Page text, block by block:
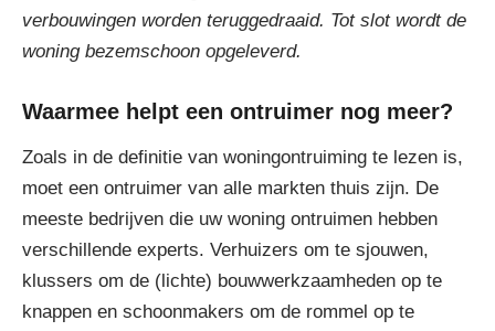
verbouwingen worden teruggedraaid. Tot slot wordt de
woning bezemschoon opgeleverd.
Waarmee helpt een ontruimer nog meer?
Zoals in de definitie van woningontruiming te lezen is,
moet een ontruimer van alle markten thuis zijn. De
meeste bedrijven die uw woning ontruimen hebben
verschillende experts. Verhuizers om te sjouwen,
klussers om de (lichte) bouwwerkzaamheden op te
knappen en schoonmakers om de rommel op te